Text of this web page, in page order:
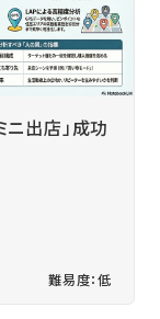
ニ出店」成功
難易度：低